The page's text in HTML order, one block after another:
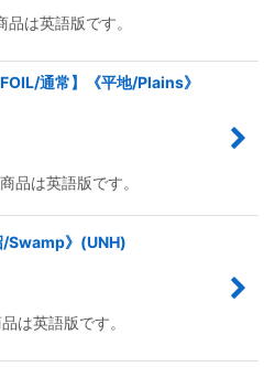
り込む
は英語版です。
通常】《平地/Plains》
品は英語版です。
Swamp》(UNH)
は英語版です。